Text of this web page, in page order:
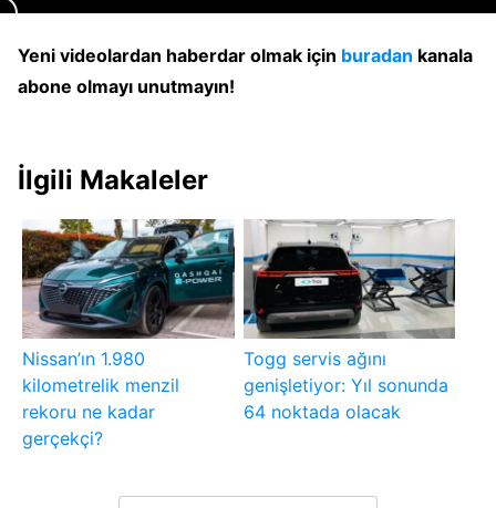
Yeni videolardan haberdar olmak için buradan kanala
abone olmayı unutmayın!
İlgili Makaleler
Nissan’ın 1.980
kilometrelik menzil
rekoru ne kadar
gerçekçi?
Togg servis ağını
genişletiyor: Yıl sonunda
64 noktada olacak